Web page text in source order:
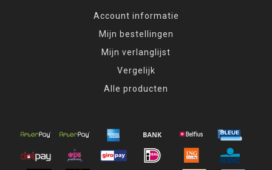
Account informatie
Mijn bestellingen
Mijn verlanglijst
Vergelijk
Alle producten